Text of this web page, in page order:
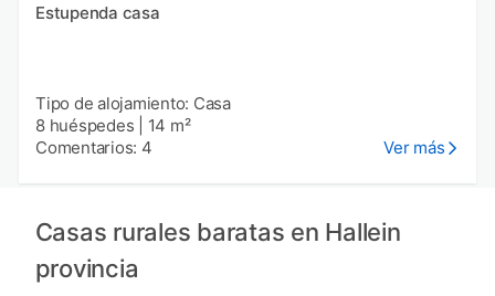
Estupenda casa
Tipo de alojamiento: Casa
8 huéspedes
14 m²
Comentarios: 4
Ver más
Casas rurales baratas en Hallein
provincia